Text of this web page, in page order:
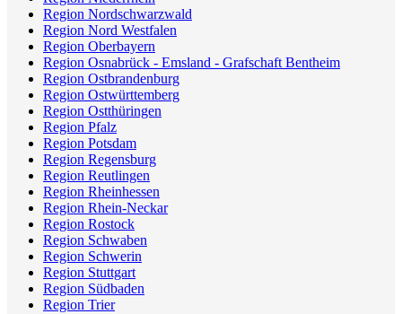
Region Nordschwarzwald
Region Nord Westfalen
Region Oberbayern
Region Osnabrück - Emsland - Grafschaft Bentheim
Region Ostbrandenburg
Region Ostwürttemberg
Region Ostthüringen
Region Pfalz
Region Potsdam
Region Regensburg
Region Reutlingen
Region Rheinhessen
Region Rhein-Neckar
Region Rostock
Region Schwaben
Region Schwerin
Region Stuttgart
Region Südbaden
Region Trier